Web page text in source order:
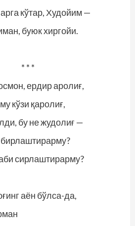
кўтар, Худойим —
буюк хиргойи.
* * *
ердир аролиғ,
кўзи қаролиғ,
бу не жудолиғ —
сирлаштирарму?
аён бўлса-да,